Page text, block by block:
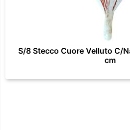
S/8 Stecco Cuore Velluto C/
cm